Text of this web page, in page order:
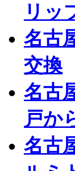
リッ
名古
交換
名古
戸か
名古